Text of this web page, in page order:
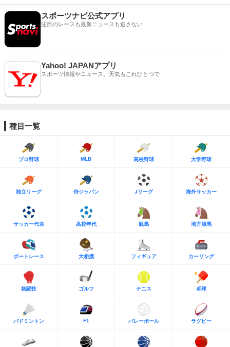
スポーツナビ公式アプリ
注目のレースも最新ニュースも逃さない
Yahoo! JAPANアプリ
スポーツ情報やニュース、天気もこれひとつで
種目一覧
プロ野球 MLB 高校野球 大学野球
独立リーグ 侍ジャパン Jリーグ 海外サッカー
サッカー代表 高校年代 競馬 地方競馬
ボートレース 大相撲 フィギュア カーリング
格闘技 ゴルフ テニス 卓球
バドミントン F1 バレーボール ラグビー